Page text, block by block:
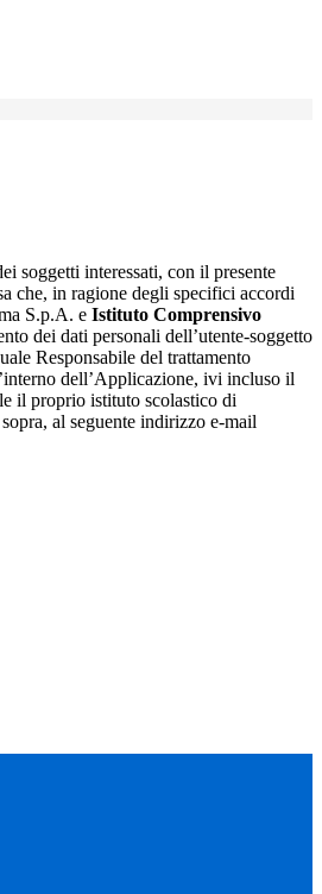
soggetti interessati, con il presente
che, in ragione degli specifici accordi
S.p.A. e Istituto Comprensivo
dei dati personali dell’utente-soggetto
Responsabile del trattamento
dell’Applicazione, ivi incluso il
il proprio istituto scolastico di
al seguente indirizzo e-mail